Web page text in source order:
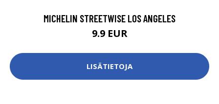
MICHELIN STREETWISE LOS ANGELES
9.9 EUR
LISÄTIETOJA